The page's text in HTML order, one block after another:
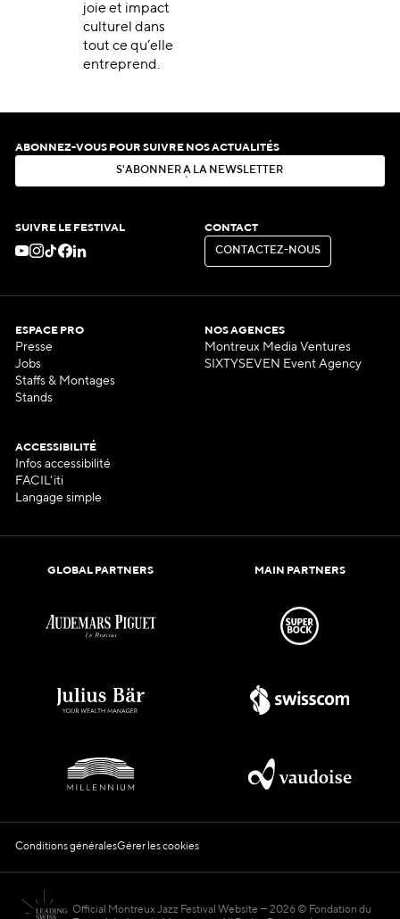
joie et impact
culturel dans
tout ce qu’elle
entreprend.
ABONNEZ-VOUS POUR SUIVRE NOS ACTUALITÉS
S'ABON N ER À LA N EWSLE ER
SUIVRE LE FESTIVAL CONTACT
CON ACT EZ-N OUS
CONTACTEZ-NOUS
ESPACE PRO
Presse
Jobs
Staffs & Montages
Stands
NOS AGENCES
Montreux Media Ventures
SIXTYSEVEN Event Agency
ACCESSIBILITÉ
Infos accessibilité
FACIL'iti
Langage simple
GLOBAL PARTNERS MAIN PARTNERS
Conditions généralesGérer les cookies
Official Montreux Jazz Festival Website
2026 © Fondation du